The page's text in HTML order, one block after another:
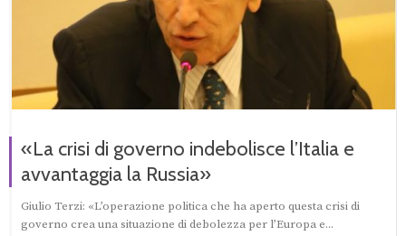
«La crisi di governo indebolisce l’Italia e
avvantaggia la Russia»
Giulio Terzi: «L’operazione politica che ha aperto questa crisi di
governo crea una situazione di debolezza per l’Europa e...